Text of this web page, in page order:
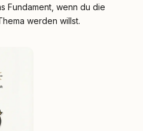
Fundament, wenn du die
werden willst.